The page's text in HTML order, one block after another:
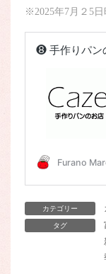
※2025年7月２5日
カテゴリー
タグ